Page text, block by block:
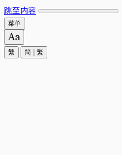
跳至内容
菜单
繁 简 繁